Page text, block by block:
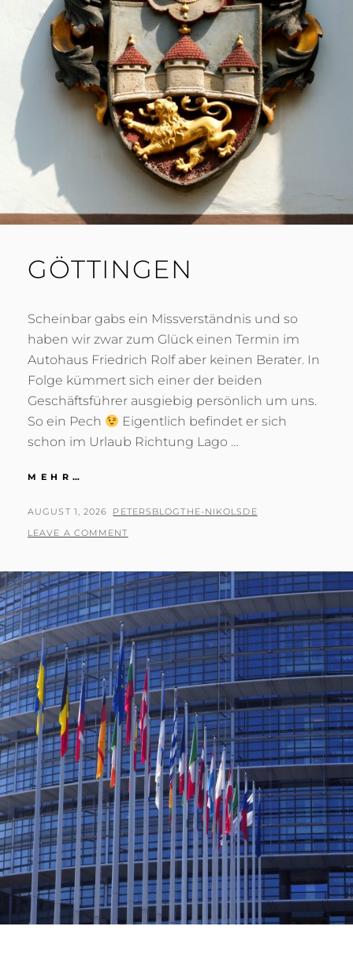
GÖTTINGEN
Scheinbar gabs ein Missverständnis und so
haben wir zwar zum Glück einen Termin im
Autohaus Friedrich Rolf aber keinen Berater. In
Folge kümmert sich einer der beiden
Geschäftsführer ausgiebig persönlich um uns.
So ein Pech
Eigentlich befindet er sich
schon im Urlaub Richtung Lago …
MEHR…
POSTED
ON
AUGUST 1, 2026 BY
PETERSBLOGTHE-NIKOLSDE
LEAVE A COMMENT